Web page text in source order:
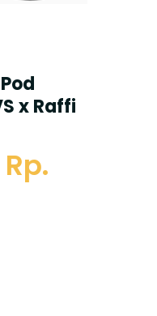
x Raffi